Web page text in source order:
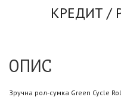
КРЕДИТ /
ОПИС
Зручна рол-сумка Green Cycle